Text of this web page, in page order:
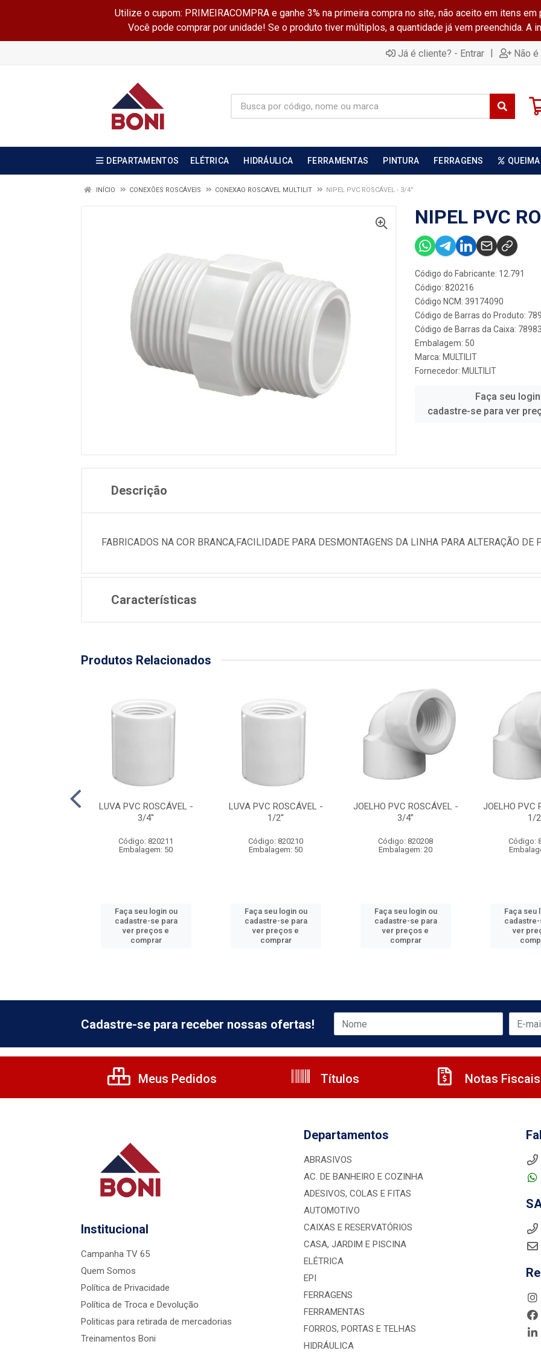
Utilize o cupom: PRIMEIRACOMPRA e ganhe 3% na primeira compra no site, não aceito em itens
Você pode comprar por unidade! Se o produto tiver múltiplos, a quantidade já vem preenchida. A
Já é cliente? - Entrar | Não
DEPARTAMENTOS ELÉTRICA HIDRÁULICA FERRAMENTAS PINTURA FERRAGENS
INÍCIO CONEXÕES ROSCÁVEIS CONEXAO ROSCAVEL MULTILIT NIPEL PVC ROSCÁVEL - 3/4''
NIPEL PVC
Código do Fabricante: 12.791
Código: 820216
Código NCM: 39174090
Código de Barras do Produto:
Código de Barras da Caixa:
Embalagem: 50
Marca: MULTILIT
Fornecedor: MULTILIT
Faça seu
cadastre-se para ver
Descrição
FABRICADOS NA COR BRANCA,FACILIDADE PARA DESMONTAGENS DA LINHA PARA ALTERAÇÃO DE
Características
Produtos Relacionados
LUVA PVC ROSCÁVEL -
3/4''
Código: 820211
Embalagem: 50
Faça seu login ou
cadastre-se para
ver preços e
comprar
LUVA PVC ROSCÁVEL -
1/2''
Código: 820210
Embalagem: 50
Faça seu login ou
cadastre-se para
ver preços e
comprar
JOELHO PVC ROSCÁVEL -
3/4”
Código: 820208
Embalagem: 20
Faça seu login ou
cadastre-se para
ver preços e
comprar
JOELHO PVC
1/
Código:
Faça seu
ver
Cadastre-se para receber nossas ofertas!
Meus Pedidos Títulos Notas Fiscais
Institucional
Campanha TV 65
Quem Somos
Política de Privacidade
Política de Troca e Devolução
Politicas para retirada de mercadorias
Treinamentos Boni
Departamentos
ABRASIVOS
AC. DE BANHEIRO E COZINHA
ADESIVOS, COLAS E FITAS
AUTOMOTIVO
CAIXAS E RESERVATÓRIOS
CASA, JARDIM E PISCINA
ELÉTRICA
EPI
FERRAGENS
FERRAMENTAS
FORROS, PORTAS E TELHAS
HIDRÁULICA